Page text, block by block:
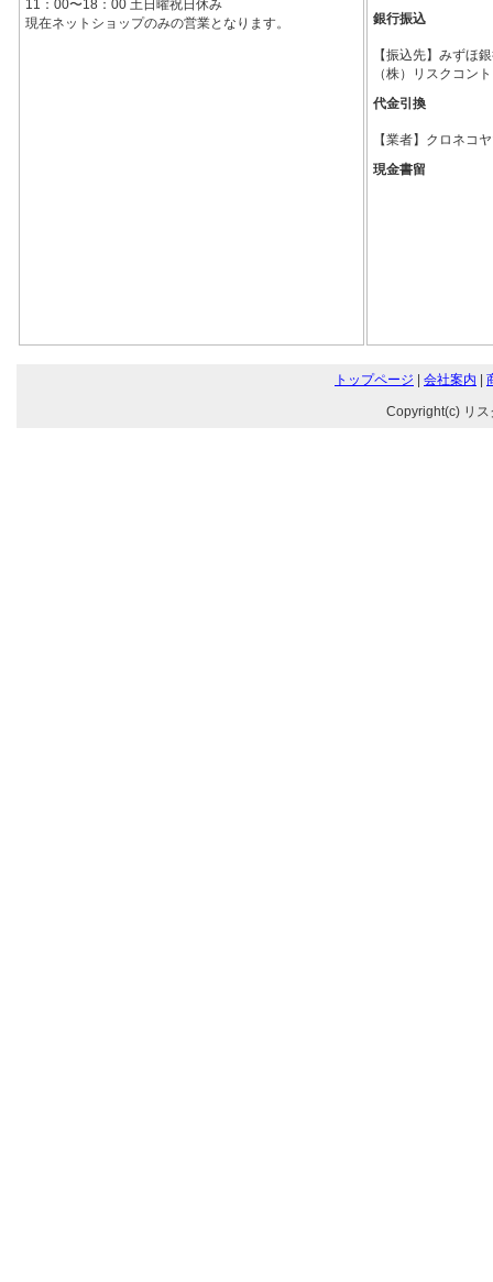
11：00〜18：00 土日曜祝日休み
現在ネットショップのみの営業となります。
銀行振込
【振込先】みずほ
（株）リスクコン
代金引換
【業者】クロネコ
現金書留
トップページ | 会社案内 |
Copyright(c) リ